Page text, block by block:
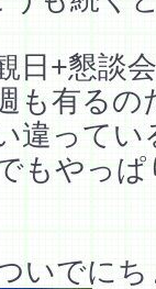
日+懇談
も有るの
違って
もやっ
いでに